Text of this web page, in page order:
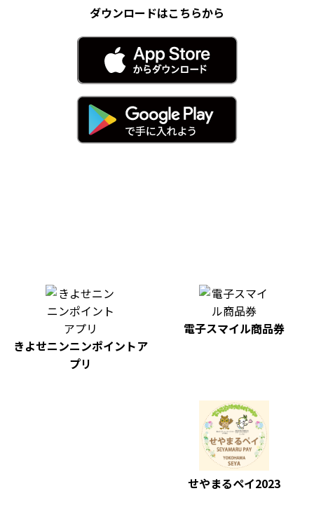
ダウンロードはこちらから
きよせニンニンポイントア
プリ
電子スマイル商品券
せやまるペイ2023